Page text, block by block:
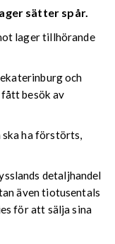
sätter spår.
lager tillhörande
och
fått besök av
ha förstörts,
detaljhandel
även tiotusentals
för att sälja sina